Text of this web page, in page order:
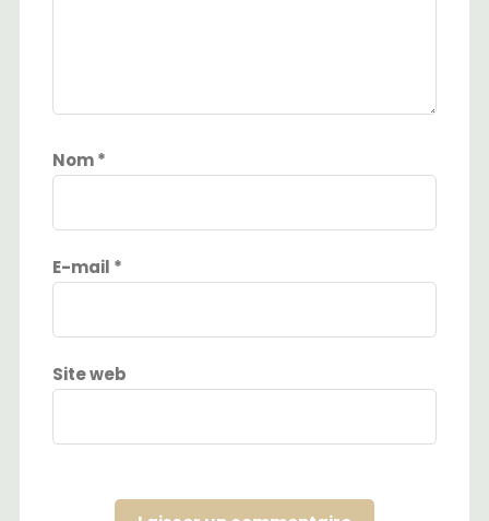
Nom*
E-mail *
Site web